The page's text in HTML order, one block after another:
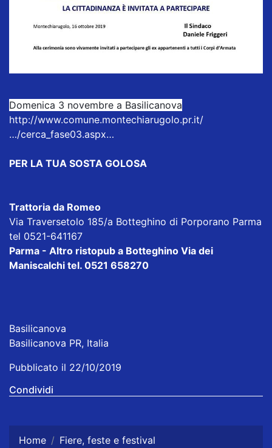
Domenica 3 novembre a Basilicanova
http://www.comune.montechiarugolo.pr.it/
…/cerca_fase03.aspx…
PER LA TUA SOSTA GOLOSA
Trattoria da Romeo
Via Traversetolo 185/a Botteghino di Porporano Parma
tel 0521-641167
Parma - Altro ristopub a Botteghino Via dei
Maniscalchi tel. 0521 658270
Basilicanova
Basilicanova PR, Italia
Pubblicato il 22/10/2019
Condividi
Home
Fiere, feste e festival